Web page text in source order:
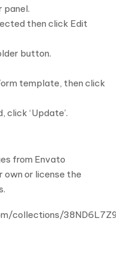
panel.
then click Edit
button.
template, then click
click ‘Update’.
from Envato
own or license the
collections/